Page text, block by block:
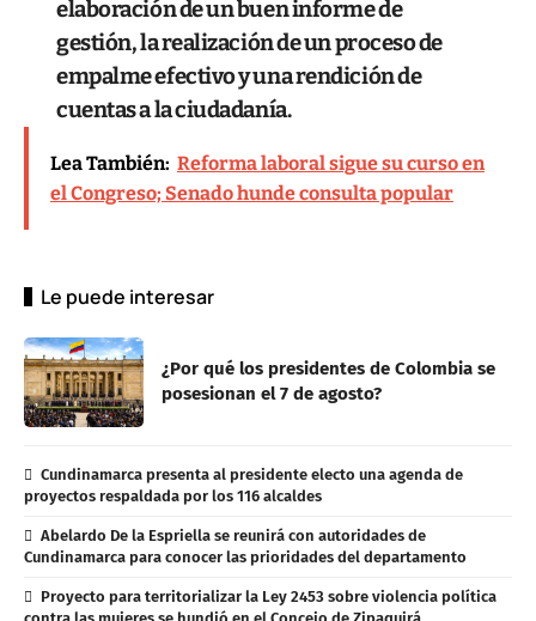
elaboración de un buen informe de
gestión, la realización de un proceso de
empalme efectivo y una rendición de
cuentas a la ciudadanía.
Lea También: Reforma laboral sigue su curso en
el Congreso; Senado hunde consulta popular
Le puede interesar
¿Por qué los presidentes de Colombia se
posesionan el 7 de agosto?
Cundinamarca presenta al presidente electo una agenda de
proyectos respaldada por los 116 alcaldes
Abelardo De la Espriella se reunirá con autoridades de
Cundinamarca para conocer las prioridades del departamento
Proyecto para territorializar la Ley 2453 sobre violencia política